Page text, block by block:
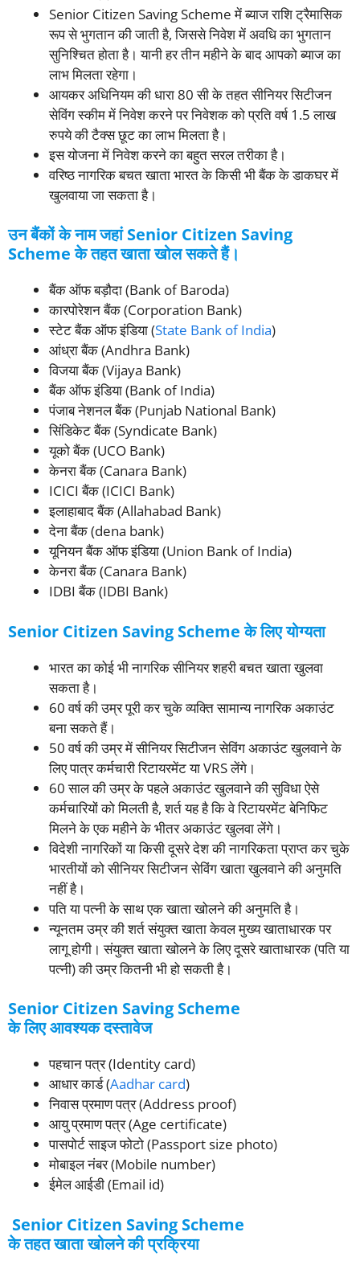
Senior Citizen Saving Scheme में ब्याज राशि ट्रैमासिक
रूप से भुगतान की जाती है, जिससे निवेश में अवधि का भुगतान
सुनिश्चित होता है। यानी हर तीन महीने के बाद आपको ब्याज का
लाभ मिलता रहेगा।
आयकर अधिनियम की धारा 80 सी के तहत सीनियर सिटीजन
सेविंग स्कीम में निवेश करने पर निवेशक को प्रति वर्ष 1.5 लाख
रुपये की टैक्स छूट का लाभ मिलता है।
इस योजना में निवेश करने का बहुत सरल तरीका है।
वरिष्ठ नागरिक बचत खाता भारत के किसी भी बैंक के डाकघर में
खुलवाया जा सकता है।
उन बैंकों के नाम जहां Senior Citizen Saving
Scheme के तहत खाता खोल सकते हैं।
बैंक ऑफ बड़ौदा (Bank of Baroda)
कारपोरेशन बैंक (Corporation Bank)
स्टेट बैंक ऑफ इंडिया (State Bank of India)
आंध्रा बैंक (Andhra Bank)
विजया बैंक (Vijaya Bank)
बैंक ऑफ इंडिया (Bank of India)
पंजाब नेशनल बैंक (Punjab National Bank)
सिंडिकेट बैंक (Syndicate Bank)
यूको बैंक (UCO Bank)
केनरा बैंक (Canara Bank)
ICICI बैंक (ICICI Bank)
इलाहाबाद बैंक (Allahabad Bank)
देना बैंक (dena bank)
यूनियन बैंक ऑफ इंडिया (Union Bank of India)
केनरा बैंक (Canara Bank)
IDBI बैंक (IDBI Bank)
Senior Citizen Saving Scheme के लिए योग्यता
भारत का कोई भी नागरिक सीनियर शहरी बचत खाता खुलवा
सकता है।
60 वर्ष की उम्र पूरी कर चुके व्यक्ति सामान्य नागरिक अकाउंट
बना सकते हैं।
50 वर्ष की उम्र में सीनियर सिटीजन सेविंग अकाउंट खुलवाने के
लिए पात्र कर्मचारी रिटायरमेंट या VRS लेंगे।
60 साल की उम्र के पहले अकाउंट खुलवाने की सुविधा ऐसे
कर्मचारियों को मिलती है, शर्त यह है कि वे रिटायरमेंट बेनिफिट
मिलने के एक महीने के भीतर अकाउंट खुलवा लेंगे।
विदेशी नागरिकों या किसी दूसरे देश की नागरिकता प्राप्त कर चुके
भारतीयों को सीनियर सिटीजन सेविंग खाता खुलवाने की अनुमति
नहीं है।
पति या पत्नी के साथ एक खाता खोलने की अनुमति है।
न्यूनतम उम्र की शर्त संयुक्त खाता केवल मुख्य खाताधारक पर
लागू होगी। संयुक्त खाता खोलने के लिए दूसरे खाताधारक (पति या
पत्नी) की उम्र कितनी भी हो सकती है।
Senior Citizen Saving Scheme
के लिए आवश्यक दस्तावेज
पहचान पत्र (Identity card)
आधार कार्ड (Aadhar card)
निवास प्रमाण पत्र (Address proof)
आयु प्रमाण पत्र (Age certificate)
पासपोर्ट साइज फोटो (Passport size photo)
मोबाइल नंबर (Mobile number)
ईमेल आईडी (Email id)
Senior Citizen Saving Scheme
के तहत खाता खोलने की प्रक्रिया